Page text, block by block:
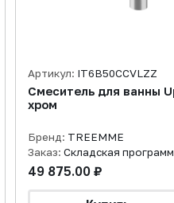
Артикул: IT6B50CCVLZZ
Смеситель для ванны
хром
Бренд: TREEMME
Заказ: Складская
49 875.00 ₽